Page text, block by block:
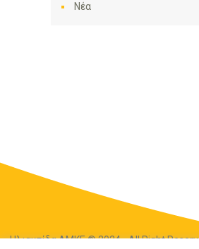
Νέα
Ηλιακτίδα ΑΜΚΕ © 2024 - All Right